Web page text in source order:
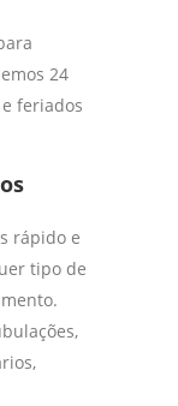
24
feriados
rápido e
tipo de